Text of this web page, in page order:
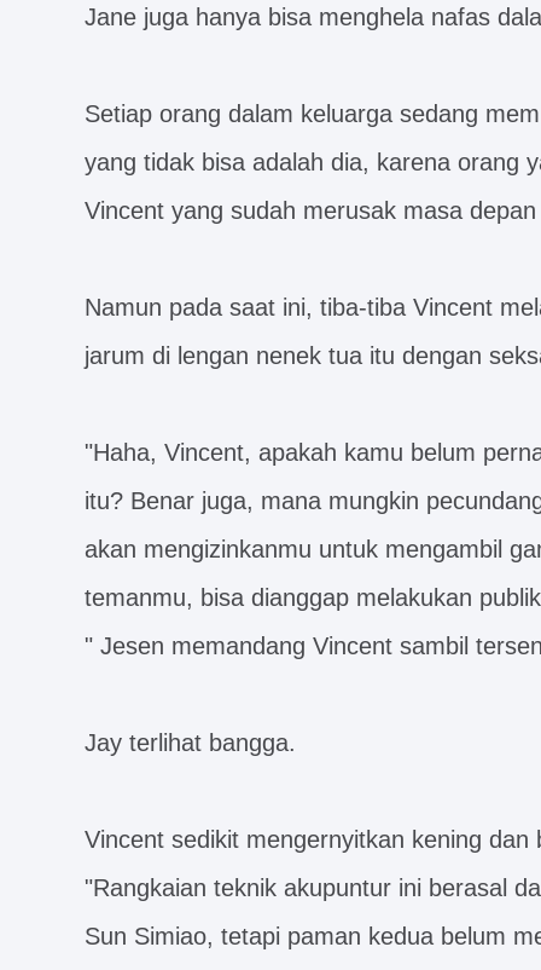
Jane juga hanya bisa menghela nafas
Setiap orang dalam keluarga sedang
yang tidak bisa adalah dia, karena orang
Vincent yang sudah merusak masa
Namun pada saat ini, tiba-tiba Vincent
jarum di lengan nenek tua itu dengan
"Haha, Vincent, apakah kamu belum
itu? Benar juga, mana mungkin
akan mengizinkanmu untuk mengambil
temanmu, bisa dianggap melakukan
" Jesen memandang Vincent sambil
Jay terlihat bangga.
Vincent sedikit mengernyitkan kening
"Rangkaian teknik akupuntur ini berasal
Sun Simiao, tetapi paman kedua belum